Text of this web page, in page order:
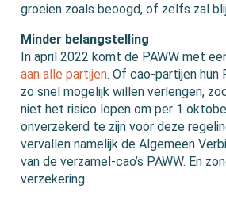
groeien zoals beoogd, of zelfs zal
Minder belangstelling
In april 2022 komt de PAWW met
aan alle partijen. Of cao-partijen hun
zo snel mogelijk willen verlengen,
niet het risico lopen om per 1
onverzekerd te zijn voor deze
vervallen namelijk de Algemeen
van de verzamel-cao’s PAWW. En
verzekering.